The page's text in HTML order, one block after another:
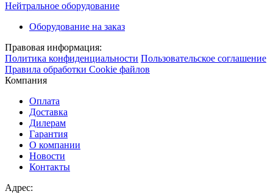
Нейтральное оборудование
Оборудование на заказ
Правовая информация:
Политика конфиденциальности Пользовательское соглашение
Правила обработки Cookie файлов
Компания
Оплата
Доставка
Дилерам
Гарантия
О компании
Новости
Контакты
Адрес: